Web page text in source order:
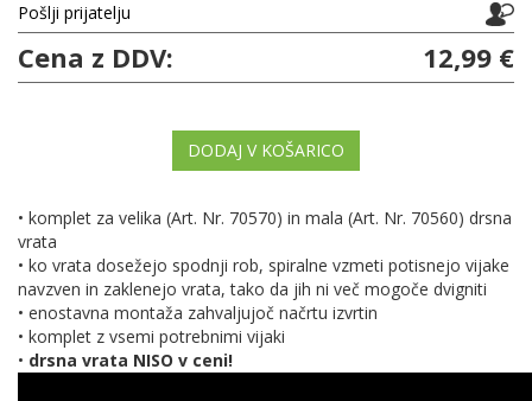
Pošlji prijatelju
Cena z DDV: 12,99 €
DODAJ V KOŠARICO
• komplet za velika (Art. Nr. 70570) in mala (Art. Nr. 70560) drsna
vrata
• ko vrata dosežejo spodnji rob, spiralne vzmeti potisnejo vijake
navzven in zaklenejo vrata, tako da jih ni več mogoče dvigniti
• enostavna montaža zahvaljujoč načrtu izvrtin
• komplet z vsemi potrebnimi vijaki
• drsna vrata NISO v ceni!